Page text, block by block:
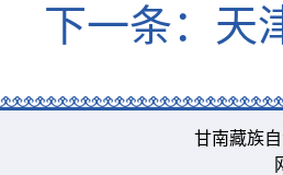
下一条： 天
甘南藏族